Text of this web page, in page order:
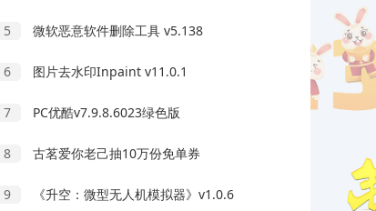
5 微软恶意软件删除工具 v5.138
6 图片去水印Inpaint v11.0.1
7 PC优酷v7.9.8.6023绿色版
8 古茗爱你老己抽10万份免单券
9 《升空：微型无人机模拟器》v1.0.6